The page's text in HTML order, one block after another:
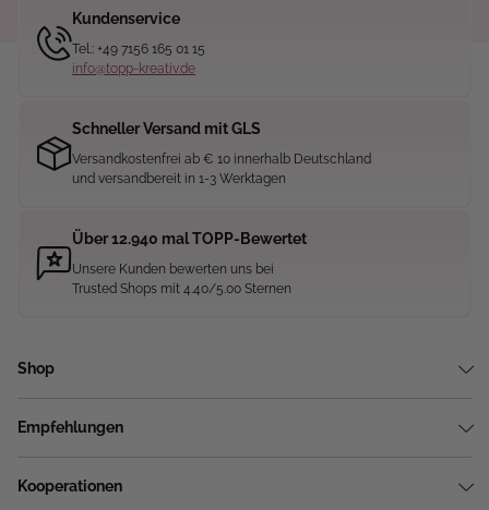
Kundenservice
Tel.: +49 7156 165 01 15
info@topp-kreativ.de
Schneller Versand mit GLS
Versandkostenfrei ab € 10 innerhalb Deutschland
und versandbereit in 1-3 Werktagen
Über 12.940 mal TOPP-Bewertet
Unsere Kunden bewerten uns bei
Trusted Shops mit 4.40/5.00 Sternen
Shop
Empfehlungen
Kooperationen